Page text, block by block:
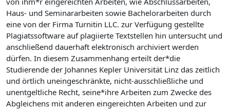
Haus- und Seminararbeiten sowie Bachelorarbeiten durch
eine von der Firma Turnitin LLC. zur Verfügung gestellte
Plagiatssoftware auf plagiierte Textstellen hin untersucht und
anschließend dauerhaft elektronisch archiviert werden
dürfen. In diesem Zusammenhang erteilt der*die
Studierende der Johannes Kepler Universität Linz das zeitlich
und örtlich uneingeschränkte, nicht-ausschließliche und
unentgeltliche Recht, seine*ihre Arbeiten zum Zwecke des
Abgleichens mit anderen eingereichten Arbeiten und zur